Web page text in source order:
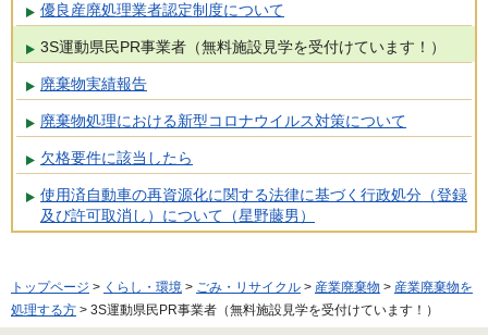
優良産廃処理業者認定制度について
3S運動県民PR事業者（無料施設見学を受付けています！）
廃棄物実績報告
廃棄物処理における新型コロナウイルス対策について
欠格要件に該当したら
使用済自動車の再資源化に関する法律に基づく行政処分（登録
及び許可取消し）について（星野藤男）
トップページ > くらし・環境 > ごみ・リサイクル > 産業廃棄物 > 産業廃棄物を
処理する方 > 3S運動県民PR事業者（無料施設見学を受付けています！）